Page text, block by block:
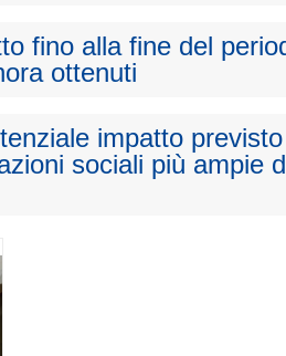
fino alla fine del
ottenuti
impatto
sociali più ampie